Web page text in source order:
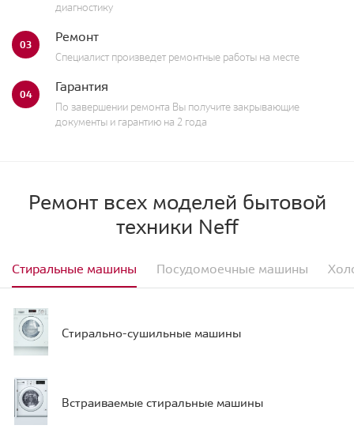
диагностику
03 Ремонт
Специалист произведет ремонтные работы на месте
04 Гарантия
По завершении ремонта Вы получите закрывающие
документы и гарантию на 2 года
Ремонт всех моделей бытовой
техники Neff
Стиральные машины Посудомоечные машины
Стирально-сушильные машины
Встраиваемые стиральные машины